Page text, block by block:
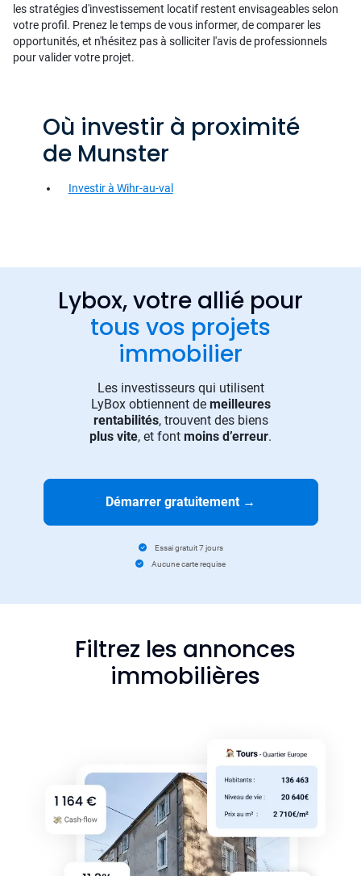
les stratégies d'investissement locatif restent envisageables selon
votre profil. Prenez le temps de vous informer, de comparer les
opportunités, et n'hésitez pas à solliciter l'avis de professionnels
pour valider votre projet.
Où investir à proximité
de Munster
Investir à Wihr-au-val
Lybox, votre allié pour
tous vos projets
immobilier
Les investisseurs qui utilisent
LyBox obtiennent de meilleures
rentabilités, trouvent des biens
plus vite, et font moins d’erreur.
Démarrer gratuitement →
Essai gratuit 7 jours
Aucune carte requise
Filtrez les annonces
immobilières